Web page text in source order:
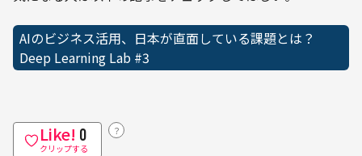
AIのビジネス活用、日本が直面している課題とは？
Deep Learning Lab #3
Like! 0
クリップする
？